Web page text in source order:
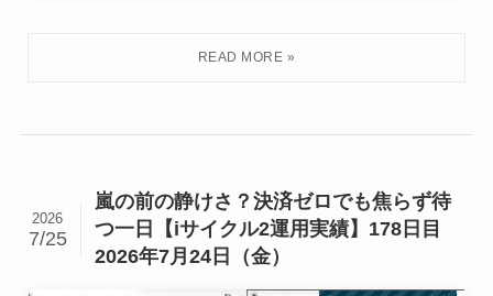
嵐の前の静けさ？決済ゼロでも焦らず待
つ一日【iサイクル2運用実績】178日目
2026年7月24日（金）
2026
7/25